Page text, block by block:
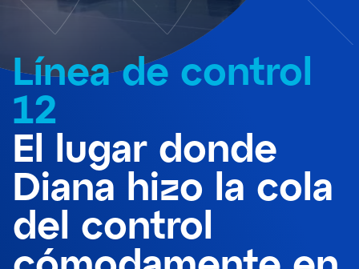
Línea de control
12
El lugar donde
Diana hizo la cola
del control